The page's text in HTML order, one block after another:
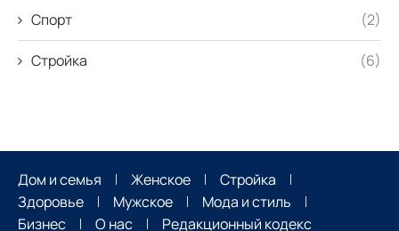
Спорт (2)
Стройка (6)
Дом и семья Женское
Стройка
Здоровье
Мужское
Мода и стиль
Бизнес
О нас Редакционный кодекс